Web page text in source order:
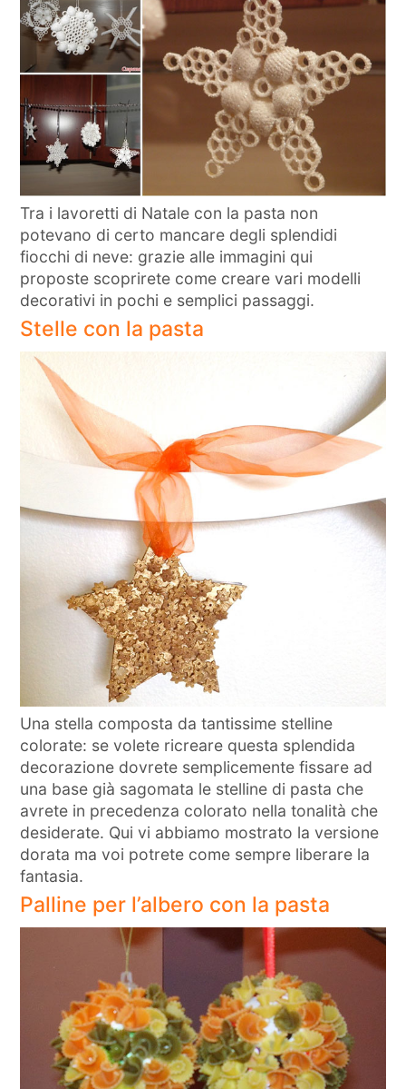
Tra i lavoretti di Natale con la pasta non
potevano di certo mancare degli splendidi
fiocchi di neve: grazie alle immagini qui
proposte scoprirete come creare vari modelli
decorativi in pochi e semplici passaggi.
Stelle con la pasta
Una stella composta da tantissime stelline
colorate: se volete ricreare questa splendida
decorazione dovrete semplicemente fissare ad
una base già sagomata le stelline di pasta che
avrete in precedenza colorato nella tonalità che
desiderate. Qui vi abbiamo mostrato la versione
dorata ma voi potrete come sempre liberare la
fantasia.
Palline per l’albero con la pasta